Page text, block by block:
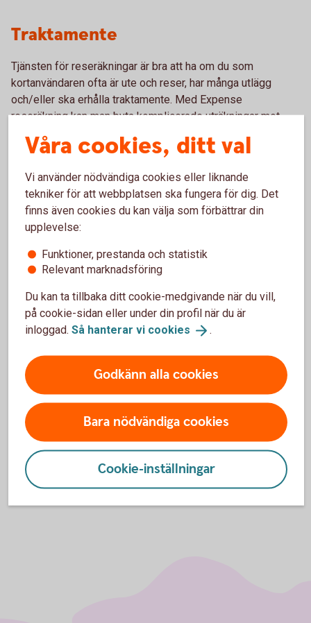
Traktamente
Tjänsten för reseräkningar är bra att ha om du som
kortanvändaren ofta är ute och reser, har många utlägg
och/eller ska erhålla traktamente. Med Expense
reseräkning kan man byta komplicerade uträkningar mot
redovisat traktamente genom att:
Lägg till resa samt ange avreseort och destination för
inrikes eller utrikes resor
Spara och skicka
ett företag som gör hantering av kvitton och fakturor
smidigare.
Vill du veta mer om Expense?
Expense direkt på 08-121 305 80.
Har du eller ditt företag inte Betalkort Företag idag?
Läs mer om Betalkort Företag samt hur du
ansöker
Våra cookies, ditt val
Vi använder nödvändiga cookies eller liknande
tekniker för att webbplatsen ska fungera för dig. Det
finns även cookies du kan välja som förbättrar din
upplevelse:
Funktioner, prestanda och statistik
Relevant marknadsföring
Du kan ta tillbaka ditt cookie-medgivande när du vill,
på cookie-sidan eller under din profil när du är
inloggad. Så hanterar vi cookies .
Godkänn alla cookies
Bara nödvändiga cookies
Cookie-inställningar